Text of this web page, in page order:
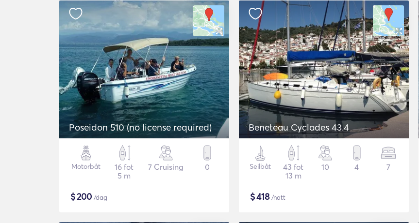
Poseidon 510 (no license required)
Motorbåt
16 fot
5 m
7 Cruising 0
$200 /dag
Beneteau Cyclades 43.4
Seilbåt
43 fot
13 m
10 4 7
$418/natt